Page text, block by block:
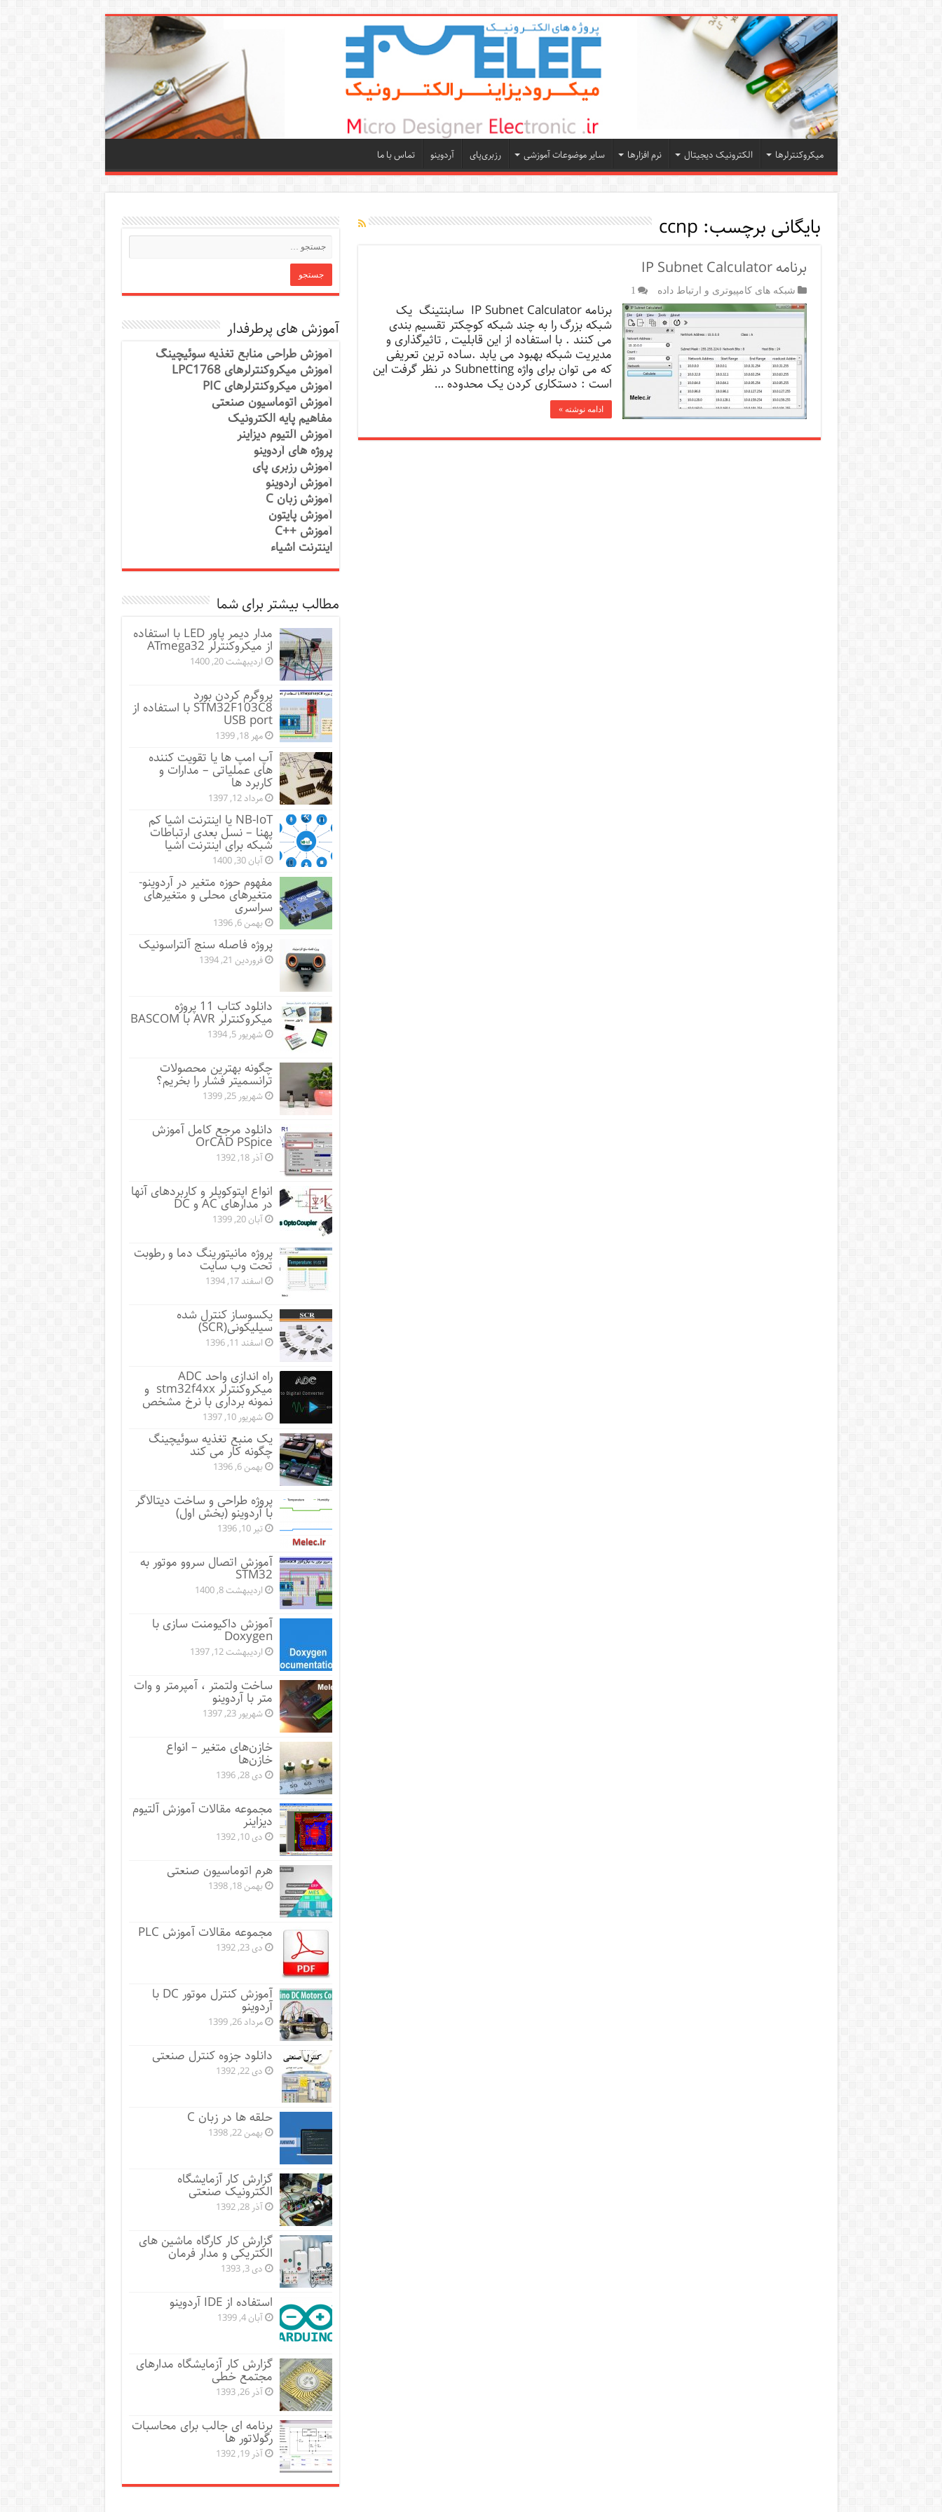
میکروکنترلرها الکترونیک دیجیتال نرم افزارها سایر موضوعات آموزشی رزبری‌پای آردوینو تماس با ما
بایگانی برچسب: ccnp
برنامه IP Subnet Calculator
شبکه های کامپیوتری و ارتباط داده 1
برنامه IP Subnet Calculator سابنتینگ یک
شبکه بزرگ را به چند شبکه کوچکتر تقسیم بندی
می کنند . با استفاده از این قابلیت , تاثیرگذاری و
مدیریت شبکه بهبود می یابد .ساده ترین تعریفی
که می توان برای واژه Subnetting در نظر گرفت این
است : دستکاری کردن یک محدوده …
ادامه نوشته »
آموزش های پرطرفدار
آموزش طراحی منابع تغذیه سوئیچینگ
آموزش میکروکنترلرهای LPC1768
آموزش میکروکنترلرهای PIC
آموزش اتوماسیون صنعتی
مفاهیم پایه الکترونیک
آموزش آلتیوم دیزاینر
پروژه های آردوینو
آموزش رزبری پای
آموزش آردوینو
آموزش زبان C
آموزش پایتون
آموزش ++C
اینترنت اشیاء
مطالب بیشتر برای شما
مدار دیمر پاور LED با استفاده
از میکروکنترلر ATmega32
اردیبهشت 20, 1400
پروگرم کردن بورد
STM32F103C8 با استفاده از
USB port
مهر 18, 1399
آپ امپ ها یا تقویت کننده
های عملیاتی – مدارات و
کاربرد ها
مرداد 12, 1397
NB-IoT یا اینترنت اشیا کم
پهنا – نسل بعدی ارتباطات
شبکه برای اینترنت اشیا
آبان 30, 1400
مفهوم حوزه متغیر در آردوینو-
متغیرهای محلی و متغیرهای
سراسری
بهمن 6, 1396
پروژه فاصله سنج آلتراسونیک
فروردین 21, 1394
دانلود کتاب 11 پروژه
میکروکنترلر AVR با BASCOM
شهریور 5, 1394
چگونه بهترین محصولات
ترانسمیتر فشار را بخریم؟
شهریور 25, 1399
دانلود مرجع کامل آموزش
OrCAD PSpice
آذر 18, 1392
انواع اپتوکوپلر و کاربردهای آنها
در مدارهای AC و DC
آبان 20, 1399
پروژه مانيتورينگ دما و رطوبت
تحت وب سایت
اسفند 17, 1394
یکسوساز کنترل شده
سیلیکونی(SCR)
اسفند 11, 1396
راه اندازی واحد ADC
میکروکنترلر stm32f4xx و
نمونه برداری با نرخ مشخص
شهریور 10, 1397
یک منبع تغذیه سوئیچینگ
چگونه کار می کند
بهمن 6, 1396
پروژه طراحی و ساخت دیتالاگر
با آردوینو (بخش اول)
تیر 10, 1396
آموزش اتصال سروو موتور به
STM32
اردیبهشت 8, 1400
آموزش داکیومنت سازی با
Doxygen
اردیبهشت 12, 1397
ساخت ولتمتر ، آمپرمتر و وات
متر با آردوینو
شهریور 23, 1397
خازن‌های متغیر – انواع
خازن‌ها
دی 28, 1396
مجموعه مقالات آموزش آلتیوم
دیزاینر
دی 10, 1392
هرم اتوماسیون صنعتی
بهمن 18, 1398
مجموعه مقالات آموزش PLC
دی 23, 1392
آموزش کنترل موتور DC با
آردوینو
مرداد 26, 1399
دانلود جزوه کنترل صنعتی
دی 22, 1392
حلقه ها در زبان C
بهمن 22, 1398
گزارش کار آزمایشگاه
الکترونیک صنعتی
آذر 28, 1392
گزارش کار کارگاه ماشین های
الکتریکی و مدار فرمان
دی 3, 1393
استفاده از IDE آردوینو
آبان 4, 1399
گزارش کار آزمایشگاه مدارهای
مجتمع خطی
آذر 26, 1393
برنامه ای جالب برای محاسبات
رگولاتور ها
آذر 19, 1392